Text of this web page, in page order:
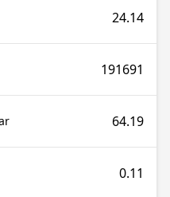
24.14
191691
64.19
0.11